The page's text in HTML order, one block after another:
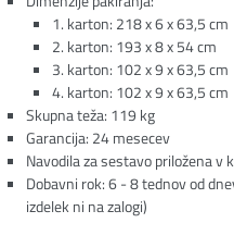
1. karton: 218 x 6 x 63,5 cm
2. karton: 193 x 8 x 54 cm
3. karton: 102 x 9 x 63,5 cm
4. karton: 102 x 9 x 63,5 cm
Skupna teža: 119 kg
Garancija: 24 mesecev
Navodila za sestavo priložena v
Dobavni rok: 6 - 8 tednov od
izdelek ni na zalogi)